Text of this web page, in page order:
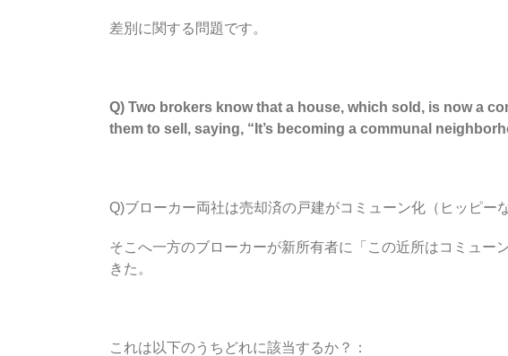
差別に関する問題です。
Q) Two brokers know that a house, which sold, is now a
them to sell, saying, “It’s becoming a communal
Q)ブローカー両社は売却済の戸建がコミューン化（ヒッピー
そこへ一方のブローカーが新所有者に「この近所はコミュ
きた。
これは以下のうちどれに該当するか？：